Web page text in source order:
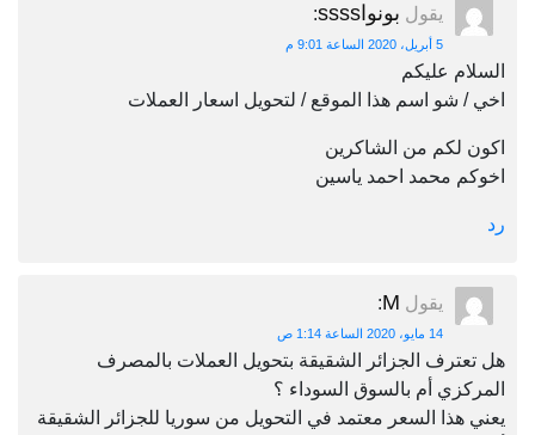
يقول بونواssss :
5 أبريل، 2020 الساعة 9:01 م
السلام عليكم
اخي / شو اسم هذا الموقع / لتحويل اسعار العملات
اكون لكم من الشاكرين
اخوكم محمد احمد ياسين
رد
يقول M
:
14 مايو، 2020 الساعة 1:14 ص
هل تعترف الجزائر الشقيقة بتحويل العملات بالمصرف
المركزي أم بالسوق السوداء ؟
يعني هذا السعر معتمد في التحويل من سوريا للجزائر الشقيقة